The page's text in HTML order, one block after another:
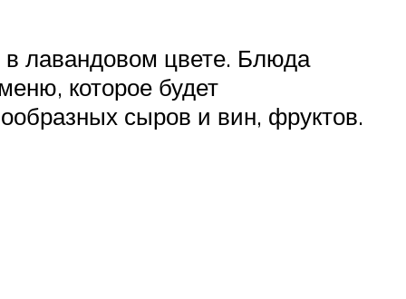
лавандовом цвете. Блюда
которое будет
сыров и вин, фруктов.